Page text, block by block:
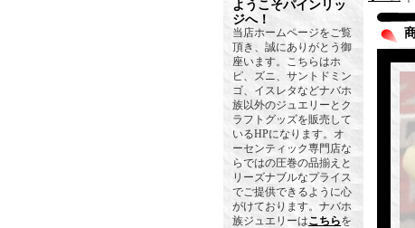
ようこそパインリッ
ジへ！
当店ホームページをご覧
頂き、誠にありがとう御
座います。こちらはホ
ピ、ズニ、サントドミン
ゴ、イスレタなどナバホ
族以外のジュエリーとク
ラフトグッズを販売して
いるHPになります。オ
ーセンティック専門店な
らではの圧巻の品揃えと
リーズナブルなプライス
でご提供できるように心
がけております。ナバホ
族ジュエリーはこちらを